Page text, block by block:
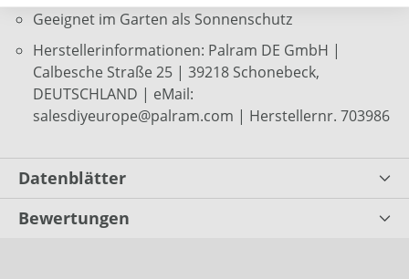
Geeignet im Garten als Sonnenschutz
Herstellerinformationen: Palram DE GmbH |
Calbesche Straße 25 | 39218 Schonebeck,
DEUTSCHLAND | eMail:
salesdiyeurope@palram.com | Herstellernr. 703986
Datenblätter
Bewertungen